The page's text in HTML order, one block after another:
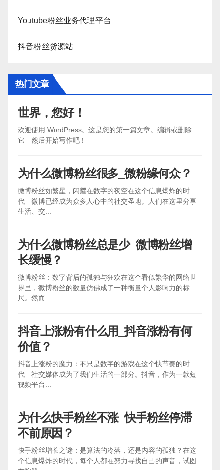
Youtube粉丝业务代理平台
抖音粉丝货源站
热门文章
世界，您好！
欢迎使用 WordPress。这是您的第一篇文章。编辑或删除
它，然后开始写作吧！
为什么微博粉丝很多_微粉缘何众？
微博粉丝如繁星，闪耀在数字的夜空在这个信息爆炸的时
代，微博已经成为众多人心中的社交圣地。人们在这里分享
生活、交...
为什么微博粉丝总是少_微博粉丝增
长缓慢？
微博粉丝：数字背后的孤独与狂欢在这个看似繁华的网络世
界里，微博粉丝的数量仿佛成了一种衡量个人影响力的标
尺。然而...
抖音上涨粉有什么用_抖音涨粉有何
价值？
抖音上涨粉的魔力：不只是数字的游戏在这个快节奏的时
代，社交媒体成为了我们生活的一部分。抖音，作为一款短
视频平台...
为什么快手粉丝不涨_快手粉丝停滞
不前原因？
快手粉丝增长之谜：是算法的冷落，还是内容的孤独？在这
个信息爆炸的时代，每个人都在努力寻找自己的声音，试图